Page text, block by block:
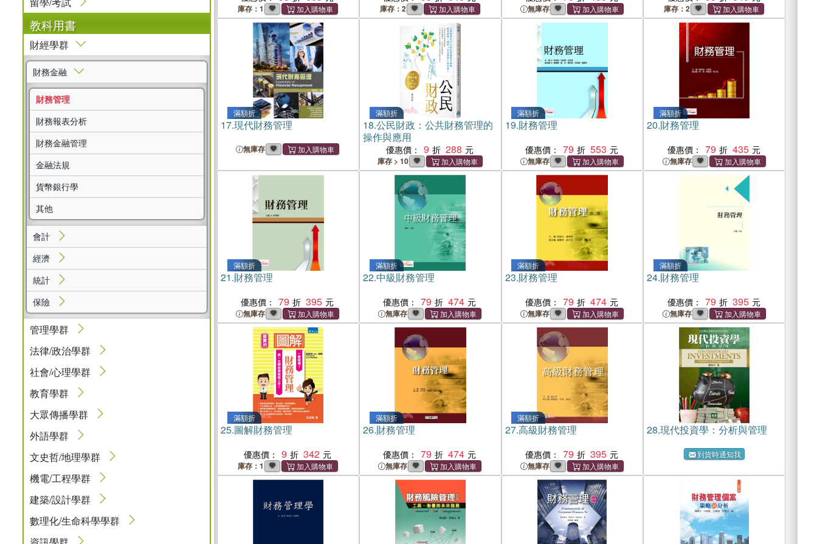
教科用書
財經學群
財務金融
財務管理
財務報表分析
財務金融管理
金融法規
貨幣銀行學
其他
會計
經濟
統計
保險
管理學群
法律/政治學群
社會/心理學群
教育學群
大眾傳播學群
外語學群
文史哲/地理學群
機電/工程學群
建築/設計學群
數理化/生命科學學群
庫存：1 庫存：2 無庫存 庫存：2
滿額折
17.現代財務管理
無庫存
滿額折
18.公民財政：公共財務管理的
操作與應用
優惠價： 9 288
庫存 > 10
滿額折
19.財務管理
優惠價： 79 553
無庫存
滿額折
20.財務管理
優惠價： 79 435
無庫存
滿額折
21.財務管理
優惠價： 79 395
無庫存
滿額折
22.中級財務管理
優惠價： 79 474
無庫存
滿額折
23.財務管理
優惠價： 79 474
無庫存
滿額折
24.財務管理
優惠價： 79 395
無庫存
滿額折
25.圖解財務管理
優惠價： 9 342
庫存：1
滿額折
26.財務管理
優惠價： 79 474
無庫存
滿額折
27.高級財務管理
優惠價： 79 395
無庫存
28.現代投資學：分析與管理
到貨時通知我